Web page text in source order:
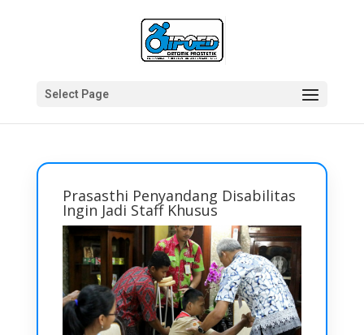
Select Page
Prasasthi Penyandang Disabilitas
Ingin Jadi Staff Khusus